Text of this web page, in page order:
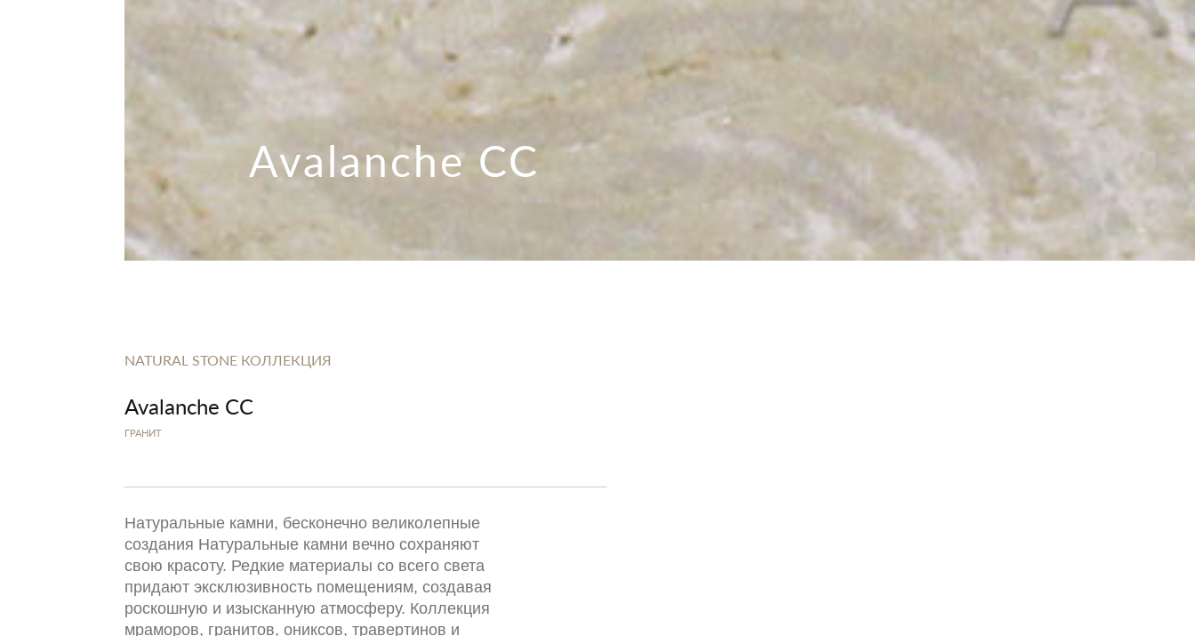
Avalanche CC
NATURAL STONE КОЛЛЕКЦИЯ
Avalanche CC
ГРАНИТ
Натуральные камни, бесконечно великолепные
создания Натуральные камни вечно сохраняют
свою красоту. Редкие материалы со всего света
придают эксклюзивность помещениям, создавая
роскошную и изысканную атмосферу. Коллекция
мраморов, гранитов, ониксов, травертинов и